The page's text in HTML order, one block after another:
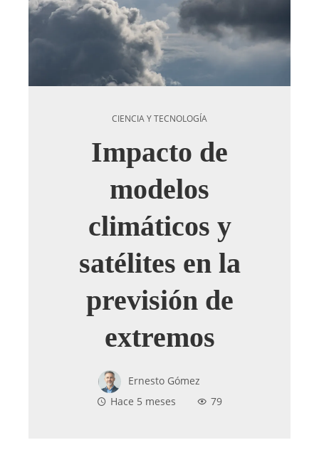
CIENCIA Y TECNOLOGÍA
Impacto de
modelos
climáticos y
satélites en la
previsión de
extremos
Ernesto Gómez
Hace 5 meses
79